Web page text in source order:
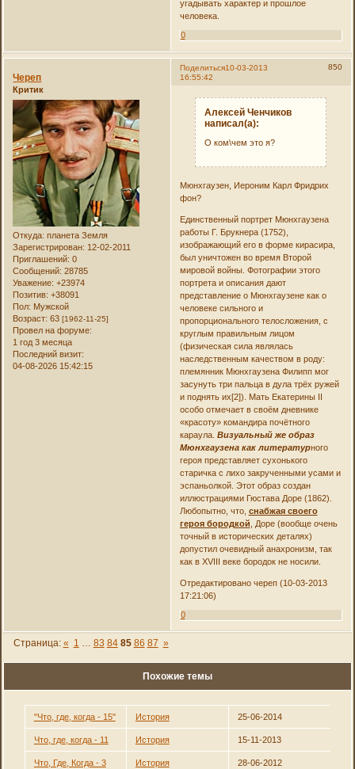
угадывать характер и прошлое
человека.
0
Поделиться 850
10-03-2013
16:55:42
Череп
Критик
Откуда: планета Земля
Зарегистрирован: 12-02-2011
Приглашений: 0
Сообщений: 28785
Уважение: +23974
Позитив: +38091
Пол: Мужской
Возраст: 63[1962-11-25]
Провел на форуме:
1 год 3 месяца
Последний визит:
04-08-2026 15:42:15
Алексей Ченчиков
написал(а):
О ком\чем это я?
Мюнхгаузен, Иероним Карл Фридрих
фон?
Единственный портрет Мюнхгаузена
работы Г. Брукнера (1752),
изображающий его в форме кирасира,
был уничтожен во время Второй
мировой войны. Фотографии этого
портрета и описания дают
представление о Мюнхгаузене как о
человеке сильного и
пропорционального телосложения, с
круглым правильным лицом
(физическая сила являлась
наследственным качеством в роду:
племянник Мюнхгаузена Филипп мог
засунуть три пальца в дула трёх ружей
и поднять их[2]). Мать Екатерины II
особо отмечает в своём дневнике
«красоту» командира почётного
караула. Визуальный же образ
Мюнхгаузена как литературного
героя представляет сухонького
старичка с лихо закрученными усами и
эспаньолкой. Этот образ создан
иллюстрациями Гюстава Доре (1862).
Любопытно, что, снабжая своего
героя бородкой , Доре (вообще очень
точный в исторических деталях)
допустил очевидный анахронизм, так
как в XVIII веке бородок не носили.
Отредактировано череп (10-03-2013
17:21:06)
0
Страница: « 1 … 83 84 85 86 87 »
Похожие темы
"Что, где, когда - 15" История 25-06-2014
Что, где, когда - 11 История 15-11-2013
Что, Где, Когда - 3 История 28-06-2012